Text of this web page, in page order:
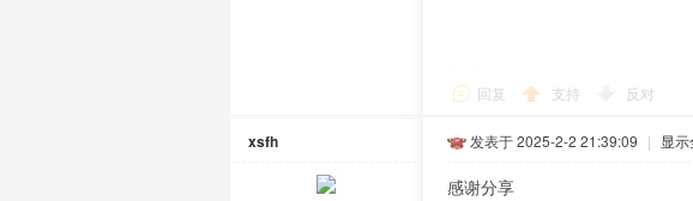
回复 支持 反对
xsfh 发表于 2025-2-2 21:39:09 | 显
感谢分享